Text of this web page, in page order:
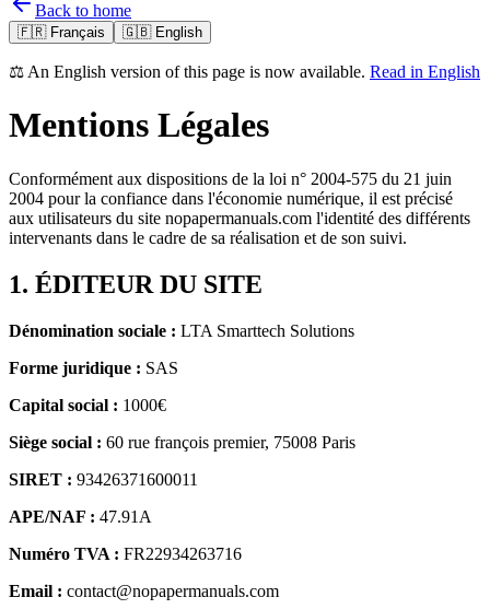
Back to home
🇫🇷 Français 🇬🇧 English
⚖️ An English version of this page is now available. Read in English
Mentions Légales
Conformément aux dispositions de la loi n° 2004-575 du 21 juin
2004 pour la confiance dans l'économie numérique, il est précisé
aux utilisateurs du site nopapermanuals.com l'identité des différents
intervenants dans le cadre de sa réalisation et de son suivi.
1. ÉDITEUR DU SITE
Dénomination sociale : LTA Smarttech Solutions
Forme juridique : SAS
Capital social : 1000€
Siège social : 60 rue françois premier, 75008 Paris
SIRET : 93426371600011
APE/NAF : 47.91A
Numéro TVA : FR22934263716
Email : contact@nopapermanuals.com